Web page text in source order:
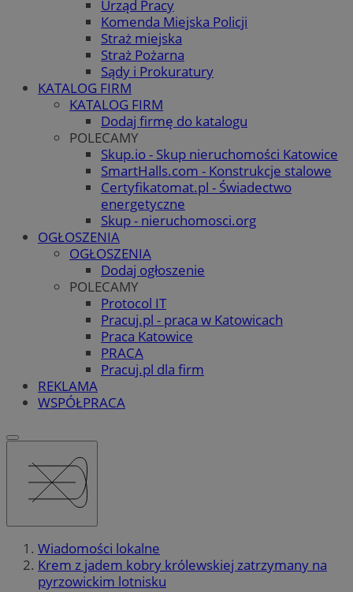
Urząd Pracy
Komenda Miejska Policji
Straż miejska
Straż Pożarna
Sądy i Prokuratury
KATALOG FIRM
KATALOG FIRM
Dodaj firmę do katalogu
POLECAMY
Skup.io - Skup nieruchomości Katowice
SmartHalls.com - Konstrukcje stalowe
Certyfikatomat.pl - Świadectwo
energetyczne
Skup - nieruchomosci.org
OGŁOSZENIA
OGŁOSZENIA
Dodaj ogłoszenie
POLECAMY
Protocol IT
Pracuj.pl - praca w Katowicach
Praca Katowice
PRACA
Pracuj.pl dla firm
REKLAMA
WSPÓŁPRACA
Wiadomości lokalne
Krem z jadem kobry królewskiej zatrzymany na
pyrzowickim lotnisku